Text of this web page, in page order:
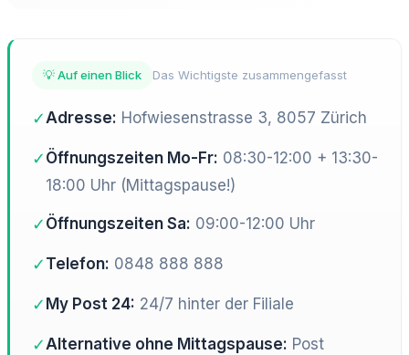
💡 Auf einen Blick Das Wichtigste zusammengefasst
✓ Adresse: Hofwiesenstrasse 3, 8057 Zürich
✓ Öffnungszeiten Mo-Fr: 08:30-12:00 + 13:30-
18:00 Uhr (Mittagspause!)
✓ Öffnungszeiten Sa: 09:00-12:00 Uhr
✓ Telefon: 0848 888 888
✓ My Post 24: 24/7 hinter der Filiale
✓ Alternative ohne Mittagspause: Post